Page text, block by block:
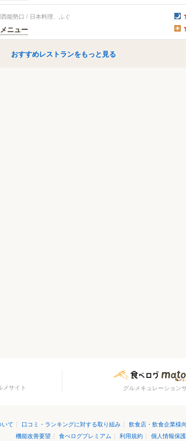
能勢口 / 日本料理、ふぐ
ニュー
おすすめレストランをもっと見る
メサイト グルメキュレーション
て | 口コミ・ランキングに対する取り組み | 飲食店・飲食企業様
機能改善要望 | 食べログプレミアム | 利用規約 | 個人情報保